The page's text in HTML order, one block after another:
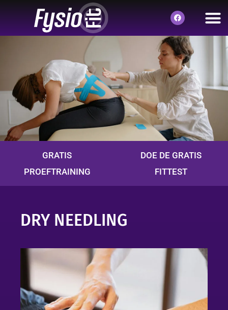
GRATIS
PROEFTRAINING
DOE DE GRATIS
FITTEST
DRY NEEDLING